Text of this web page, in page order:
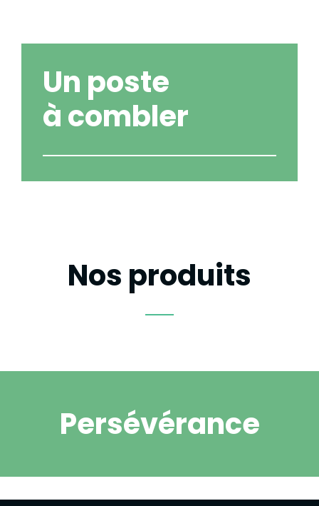
Un poste
à combler
Nos produits
Persévérance